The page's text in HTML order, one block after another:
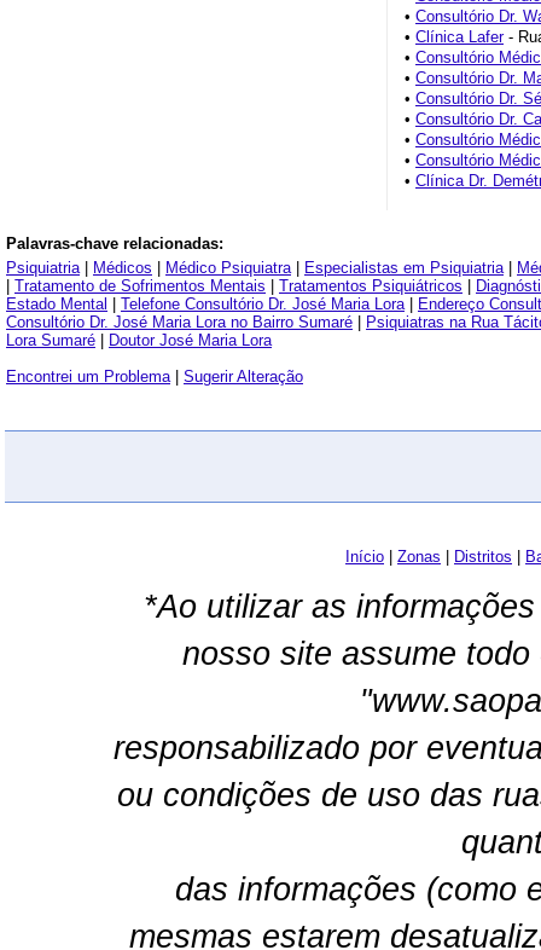
• Consultório Dr.
• Clínica Lafer-
• Consultório
• Consultório Dr.
• Consultório Dr.
• Consultório Dr.
• Consultório
• Consultório
• Clínica Dr.
Palavras-chave relacionadas:
Psiquiatria| Médicos Médico Psiquiatra| Especialistas em Psiquiatria|
Tratamento de Sofrimentos Mentais Tratamentos Psiquiátricos
Estado Mental
Telefone Consultório Dr. José Maria Lora|
Endereço
Consultório Dr. José Maria Lora no Bairro Sumaré
Psiquiatras na Rua
Lora Sumaré
Doutor José Maria Lora
Encontrei um Problema| Sugerir Alteração
Início Zonas Distritos
*Ao utilizar as
nosso site assume
responsabilizado por
ou condições de uso das
das informações (como
mesmas estarem